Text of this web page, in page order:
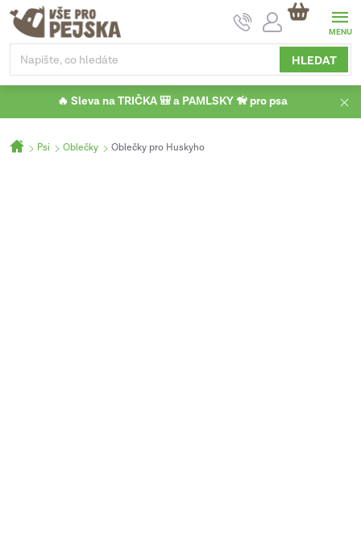
Přejít
obsah
HLEDAT
NÁKUPNÍ
KOŠÍK
🔥 Sleva na TRIČKA 🎒 a PAMLSKY 🦮 pro psa
Domů
Psi Oblečky Oblečky pro Huskyho